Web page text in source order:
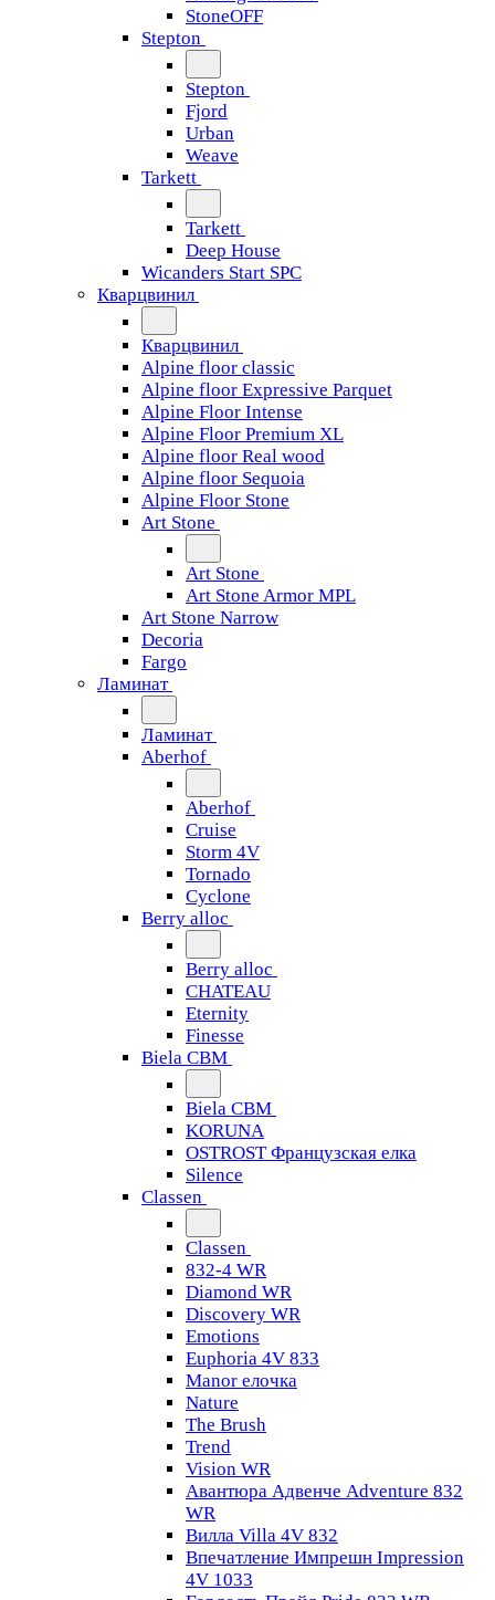
StoneOFF
Stepton
Stepton
Fjord
Urban
Weave
Tarkett
Tarkett
Deep House
Wicanders Start SPC
Кварцвинил
Кварцвинил
Alpine floor classic
Alpine floor Expressive Parquet
Alpine Floor Intense
Alpine Floor Premium XL
Alpine floor Real wood
Alpine floor Sequoia
Alpine Floor Stone
Art Stone
Art Stone
Art Stone Armor MPL
Art Stone Narrow
Decoria
Fargo
Ламинат
Ламинат
Aberhof
Aberhof
Cruise
Storm 4V
Tornado
Сyclone
Berry alloc
Berry alloc
CHATEAU
Eternity
Finesse
Biela CBM
Biela CBM
KORUNA
OSTROST Французская елка
Silence
Classen
Classen
832-4 WR
Diamond WR
Discovery WR
Emotions
Euphoria 4V 833
Manor елочка
Nature
The Brush
Trend
Vision WR
Авантюра Адвенче Adventure 832
WR
Вилла Villa 4V 832
Впечатление Импрешн Impression
4V 1033